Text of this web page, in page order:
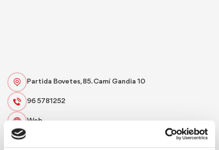
Partida Bovetes, 85. Camí Gandia 10
96 5781252
Web